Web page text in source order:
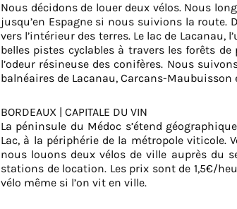
Nous décidons de louer deux vélos. Nous
jusqu’en Espagne si nous suivions la route.
vers l’intérieur des terres. Le lac de
belles pistes cyclables à travers les forêts
l’odeur résineuse des conifères. Nous
balnéaires de Lacanau, Carcans-
BORDEAUX | CAPITALE DU VIN
La péninsule du Médoc s’étend
Lac, à la périphérie de la métropole viticole.
nous louons deux vélos de ville auprès du
stations de location. Les prix sont de 1,5€/
vélo même si l’on vit en ville.